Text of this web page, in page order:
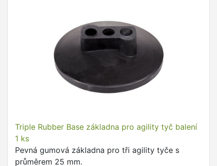
Triple Rubber Base základna pro agility tyč balení
1 ks
Pevná gumová základna pro tři agility tyče s
průměrem 25 mm.